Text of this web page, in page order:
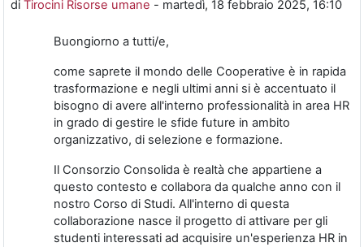
di Tirocini Risorse umane - martedì, 18 febbraio 2025, 16:10
Buongiorno a tutti/e,
come saprete il mondo delle Cooperative è in rapida
trasformazione e negli ultimi anni si è accentuato il
bisogno di avere all'interno professionalità in area HR
in grado di gestire le sfide future in ambito
organizzativo, di selezione e formazione.
Il Consorzio Consolida è realtà che appartiene a
questo contesto e collabora da qualche anno con il
nostro Corso di Studi. All'interno di questa
collaborazione nasce il progetto di attivare per gli
studenti interessati ad acquisire un'esperienza HR in